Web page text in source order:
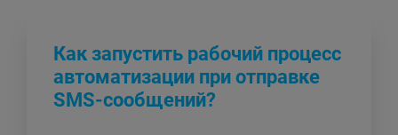
Как запустить рабочий процесс
автоматизации при отправке
SMS-сообщений?